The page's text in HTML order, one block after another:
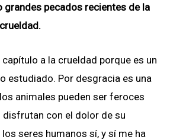
grandes pecados recientes de la
capítulo a la crueldad porque es un
estudiado. Por desgracia es una
animales pueden ser feroces
disfrutan con el dolor de su
seres humanos sí, y sí me ha